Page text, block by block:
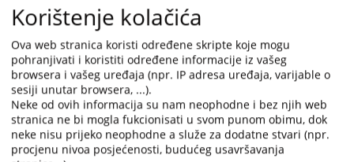
Zaključak o prodaji nekretnine u
predmetu 36 0 I 011405 15 I 2
Zaključak o prodaji nekretnine u predmetu 36 0 I 011405 15 I
2
17.10.2023.
Zaključak o prodaji nekretnina u
Korištenje kolačića
Ova web stranica koristi određene skripte koje mogu
pohranjivati i koristiti određene informacije iz vašeg
browsera i vašeg uređaja (npr. IP adresa uređaja, varijable o
sesiji unutar browsera, ...).
Neke od ovih informacija su nam neophodne i bez njih web
stranica ne bi mogla fukcionisati u svom punom obimu, dok
neke nisu prijeko neophodne a služe za dodatne stvari (npr.
procjenu nivoa posjećenosti, budućeg usavršavanja